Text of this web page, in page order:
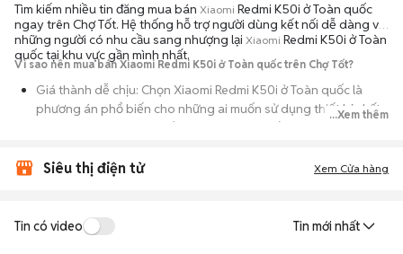
Tìm kiếm nhiều tin đăng mua bán Xiaomi Redmi K50i ở Toàn quốc
ngay trên Chợ Tốt. Hệ thống hỗ trợ người dùng kết nối dễ dàng với
những người có nhu cầu sang nhượng lại Xiaomi Redmi K50i ở Toàn
quốc tại khu vực gần mình nhất.
Vì sao nên mua bán Xiaomi Redmi K50i ở Toàn quốc trên Chợ Tốt?
Giá thành dễ chịu: Chọn Xiaomi Redmi K50i ở Toàn quốc là
phương án phổ biến cho những ai muốn sử dụng thiết bị chất
lượng nhưng không muốn chi trả mức giá đắt đỏ của máy mới.
quốc từ người dùng cá nhân thanh lý hoặc cửa hàng, với đầy
An tâm kiểm tra máy: Cơ chế mua bán hẹn gặp mặt giúp bạn
...Xem thêm
Siêu thị điện tử Xem Cửa hàng
Tin có video Tin mới nhất